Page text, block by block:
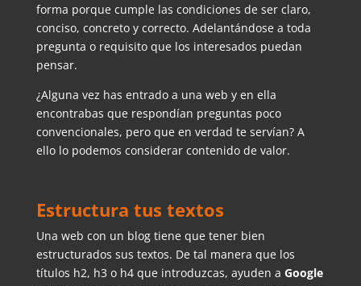
forma porque cumple las condiciones de ser claro,
conciso, concreto y correcto. Adelantándose a toda
pregunta o requisito que los interesados puedan
pensar.
¿Alguna vez has entrado a una web y en ella
encontrabas que respondían preguntas poco
convencionales, pero que en verdad te servían? A
ello lo podemos considerar contenido de valor.
Estructura tus textos
Una web con un blog tiene que tener bien
estructurados sus textos. De tal manera que los
títulos h2, h3 o h4 que introduzcas, ayuden a Google